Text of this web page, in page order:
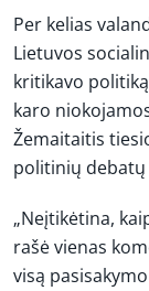
Per kelias
Lietuvos
kritikavo
karo
Žemaitaitis
politinių
„Neįtikėtina,
rašė vienas
visą